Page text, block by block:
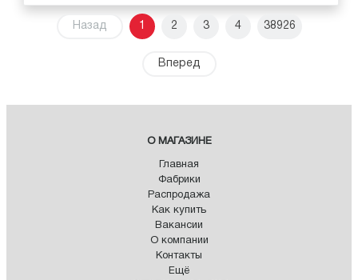
Назад 1 2 3 4 38926
Вперед
О МАГАЗИНЕ
Главная
Фабрики
Распродажа
Как купить
Вакансии
О компании
Контакты
Ещё